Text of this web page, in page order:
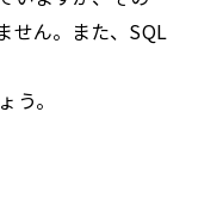
せん。また、SQL
。